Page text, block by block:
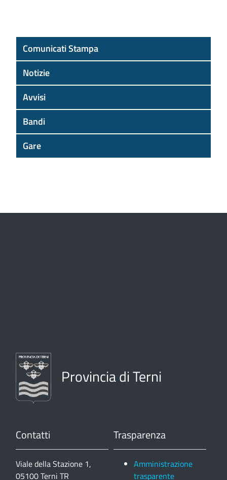
Comunicati Stampa
Notizie
Avvisi
Bandi
Gare
Provincia di Terni
Contatti
Viale della Stazione 1,
05100 Terni TR
Trasparenza
Amministrazione
trasparente